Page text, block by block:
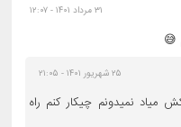
۳۱ مرداد ۱۴۰۱ - ۱۲:۰۷
😅
۲۵ شهریور ۱۴۰۱ - ۲۱:۰۵
میاد نمیدونم چیکار کنم راه